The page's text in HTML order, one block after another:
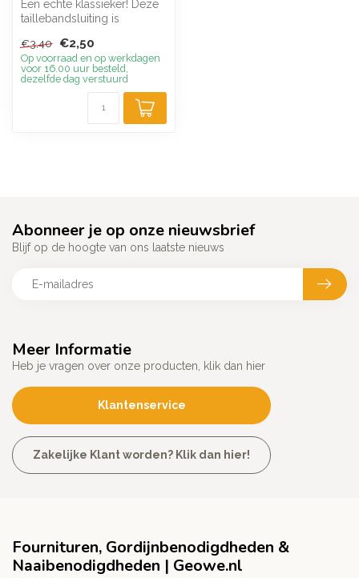
Een echte klassieker! Deze
taillebandsluiting is
maar m...
€3,40 €2,50
Op voorraad en op werkdagen
voor 16.00 uur besteld,
dezelfde dag verstuurd
Meer Informatie
Heb je vragen over onze producten, klik dan hier
Klantenservice
Zakelijke Klant worden? Klik dan hier!
Abonneer je op onze nieuwsbrief
Blijf op de hoogte van ons laatste nieuws
Fournituren, Gordijnbenodigdheden &
Naaibenodigdheden | Geowe.nl